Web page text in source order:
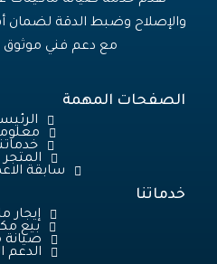
والإصلاح وضبط الدقة لضمان
مع دعم فني
الصفحات المهمة
المتجر
سابقة
خدماتنا
إيجار
بيع
صيانة
الدعم